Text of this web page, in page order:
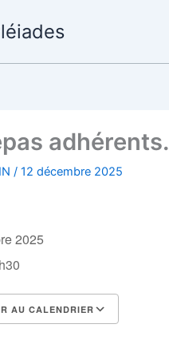
adhérents.
/12 décembre 2025
2025
AU CALENDRIER